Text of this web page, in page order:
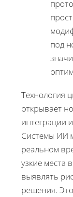
под
Технология
открывает
интеграции
Системы ИИ
реальном
узкие места
выявлять
решения.